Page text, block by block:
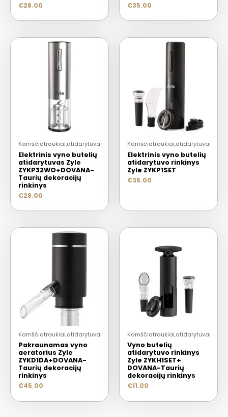
€28.00 €35.00
Kamščiatraukiai,atidarytuvai
Elektrinis vyno butelių
atidarytuvas Zyle
ZYKP32WO+DOVANA-
Taurių dekoracijų
rinkinys
€28.00
Kamščiatraukiai,atidarytuvai
Elektrinis vyno butelių
atidarytuvo rinkinys
Zyle ZYKP1SET
€35.00
Kamščiatraukiai,atidarytuvai
Pakraunamas vyno
aeratorius Zyle
ZYKD1DA+DOVANA-
Taurių dekoracijų
rinkinys
€45.00
Kamščiatraukiai,atidarytuvai
Vyno butelių
atidarytuvo rinkinys
Zyle ZYKH1SET+
DOVANA-Taurių
dekoracijų rinkinys
€11.00